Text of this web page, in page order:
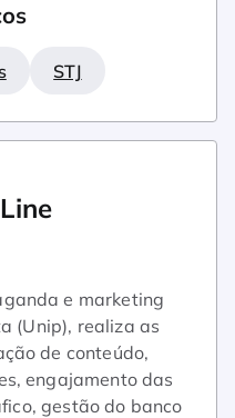
STJ
e marketing
(Unip), realiza as
de conteúdo,
engajamento das
gestão do banco